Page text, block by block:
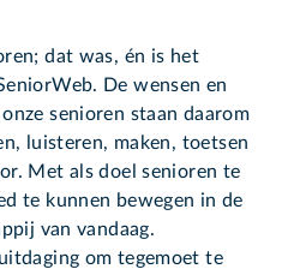
dat was, én is het
De wensen en
senioren staan daarom
luisteren, maken, toetsen
Met als doel senioren te
te kunnen bewegen in de
van vandaag.
om tegemoet te